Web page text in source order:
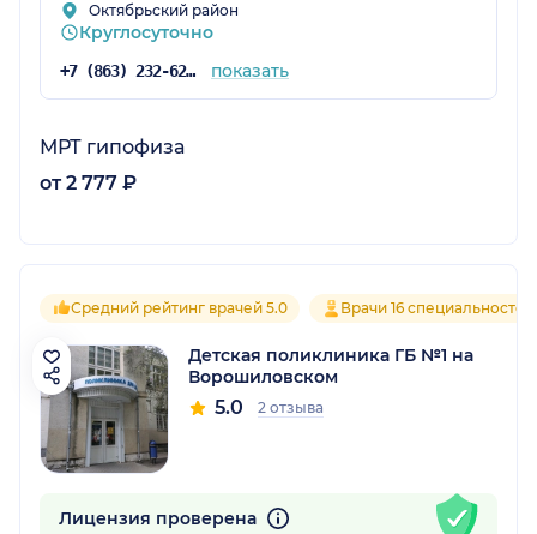
Октябрьский район
Круглосуточно
+7 (863) 232-62-24 показать
МРТ гипофиза
от 2 777 ₽
Средний рейтинг врачей 5.0 Врачи 16 специальностей
Детская поликлиника ГБ №1 на
Ворошиловском
5.0 2 отзыва
Лицензия проверена